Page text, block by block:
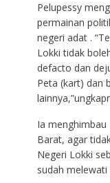
Pelupessy
permainan
negeri adat .
Lokki tidak
defacto dan
Peta (kart) dan
Ia menghimbau
Barat, agar
Negeri Lokki
sudah